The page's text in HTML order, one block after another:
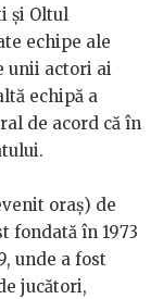
și Oltul
echipe ale
unii actori ai
echipă a
de acord că în
oraș) de
fondată în 1973
unde a fost
jucători,